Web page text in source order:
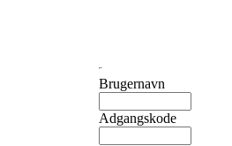
Brugernavn
Adgangskode